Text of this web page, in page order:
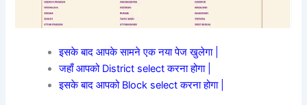
इसके बाद आपके सामने एक नया पेज खुलेगा |
जहाँ आपको District select करना होगा |
इसके बाद आपको Block select करना होगा |